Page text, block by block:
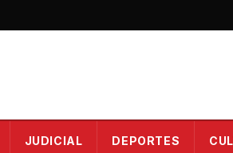
JUDICIAL DEPORTES